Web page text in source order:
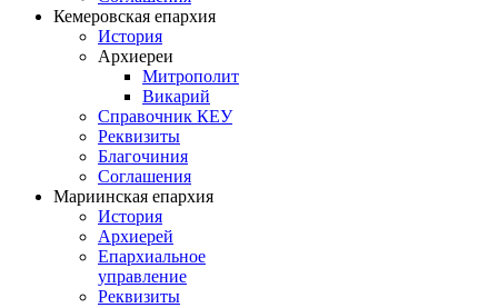
Кемеровская епархия
История
Архиереи
Митрополит
Викарий
Справочник КЕУ
Реквизиты
Благочиния
Соглашения
Мариинская епархия
История
Архиерей
Епархиальное
управление
Реквизиты